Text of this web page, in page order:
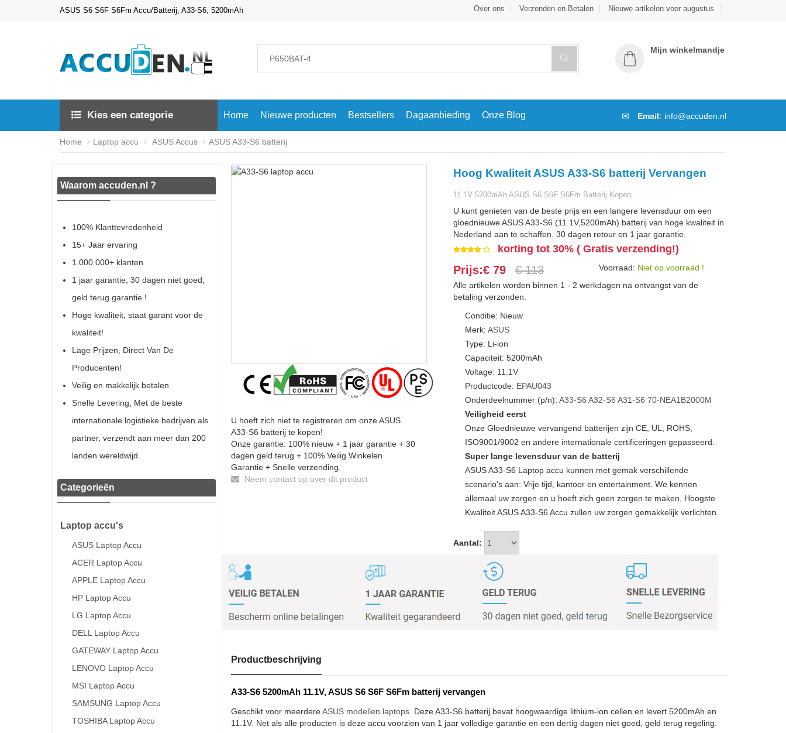
ASUS S6 S6F S6Fm Accu/Batterij, A33-S6, 5200mAh Over ons Verzenden en Betalen Nieuwe artikelen voor augustus
Mijn winkelmandje
Kies een categorie Home Nieuwe producten Bestsellers Dagaanbieding Onze Blog Email: info@accuden.nl
Home Laptop accu ASUS Accus ASUS A33-S6 batterij
Waarom accuden.nl ?
100% Klanttevredenheid
15+ Jaar ervaring
1.000.000+ klanten
1 jaar garantie, 30 dagen niet goed,
geld terug garantie !
Hoge kwaliteit, staat garant voor de
kwaliteit!
Lage Prijzen, Direct Van De
Producenten!
Veilig en makkelijk betalen
Snelle Levering, Met de beste
internationale logistieke bedrijven als
partner, verzendt aan meer dan 200
landen wereldwijd.
Categorieën
Laptop accu's
ASUS Laptop Accu
ACER Laptop Accu
APPLE Laptop Accu
HP Laptop Accu
LG Laptop Accu
DELL Laptop Accu
GATEWAY Laptop Accu
LENOVO Laptop Accu
MSI Laptop Accu
SAMSUNG Laptop Accu
TOSHIBA Laptop Accu
U hoeft zich niet te registreren om onze ASUS
A33-S6 batterij te kopen!
Onze garantie: 100% nieuw + 1 jaar garantie + 30
dagen geld terug + 100% Veilig Winkelen
Garantie + Snelle verzending.
Neem contact op over dit product
Hoog Kwaliteit ASUS A33-S6 batterij Vervangen
11.1V 5200mAh ASUS S6 S6F S6Fm Batterij Kopen
U kunt genieten van de beste prijs en een langere levensduur om een
gloednieuwe ASUS A33-S6 (11.1V,5200mAh) batterij van hoge kwaliteit in
Nederland aan te schaffen. 30 dagen retour en 1 jaar garantie.
korting tot 30% ( Gratis verzending!)
Prijs:€ 79 € 113 Voorraad: Niet op voorraad !
Alle artikelen worden binnen 1 - 2 werkdagen na ontvangst van de
betaling verzonden.
Conditie: Nieuw
Merk:ASUS
Type: Li-ion
Capaciteit: 5200mAh
Voltage: 11.1V
Productcode: EPAU043
Onderdeelnummer (p/n):A33-S6 A32-S6 A31-S6 70-NEA1B2000M
Veiligheid eerst
Onze Gloednieuwe vervangend batterijen zijn CE, UL, ROHS,
ISO9001/9002 en andere internationale certificeringen gepasseerd.
Super lange levensduur van de batterij
ASUS A33-S6 Laptop accu kunnen met gemak verschillende
scenario's aan: Vrije tijd, kantoor en entertainment. We kennen
allemaal uw zorgen en u hoeft zich geen zorgen te maken, Hoogste
Kwaliteit ASUS A33-S6 Accu zullen uw zorgen gemakkelijk verlichten.
Aantal:
Productbeschrijving
A33-S6 5200mAh 11.1V, ASUS S6 S6F S6Fm batterij vervangen
Geschikt voor meerdereASUS modellen laptops. Deze A33-S6 batterij bevat hoogwaardige lithium-ion cellen en levert 5200mAh en
11.1V. Net als alle producten is deze accu voorzien van 1 jaar volledige garantie en een dertig dagen niet goed, geld terug regeling.